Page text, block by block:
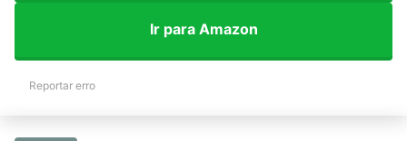
Ir para Amazon
Reportar erro